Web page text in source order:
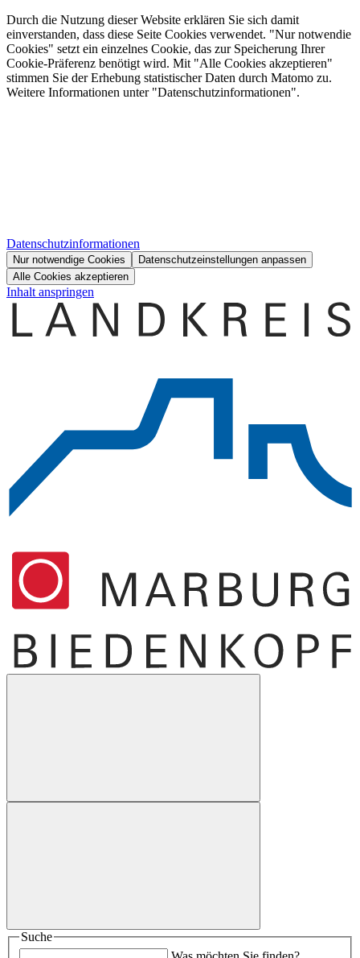
Durch die Nutzung dieser Website erklären Sie sich damit
einverstanden, dass diese Seite Cookies verwendet. "Nur notwendie
Cookies" setzt ein einzelnes Cookie, das zur Speicherung Ihrer
Cookie-Präferenz benötigt wird. Mit "Alle Cookies akzeptieren"
stimmen Sie der Erhebung statistischer Daten durch Matomo zu.
Weitere Informationen unter "Datenschutzinformationen".
Datenschutzinformationen
Nur notwendige Cookies
Datenschutzeinstellungen anpassen
Alle Cookies akzeptieren
Inhalt anspringen
Suche